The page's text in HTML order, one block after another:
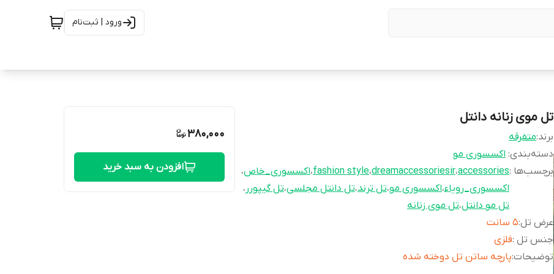
ورود | ثبت‌نام
تل موی زنانه دانتل
برند:متفرقه
دسته‌بندی: اکسسوری مو
برچسب‌ها :accessories،dreamaccessoriesir،fashion style،اکسسوری_خاص،
اکسسوری_رویاء،اکسسوری مو،تل ترند،تل دانتل مجلسی،تل گیپورر ،
تل مو دانتل،تل موی زنانه
عرض تل:5 سانت
جنس تل :فلزی
توضیحات:پارچه ساتن تل دوخته شده
380,000
افزودن به سبد خرید